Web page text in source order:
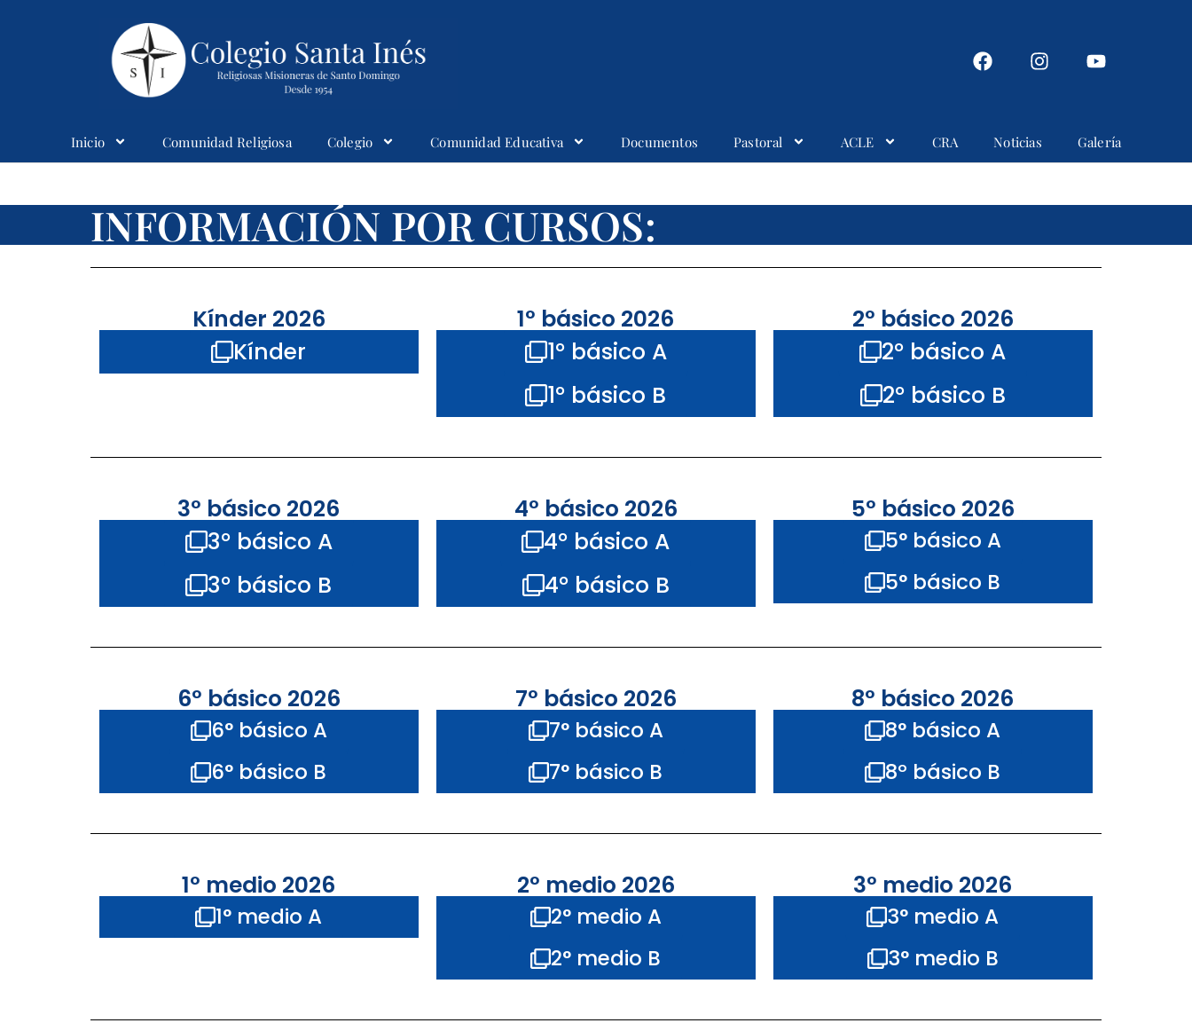
Inicio Comunidad Religiosa Colegio Comunidad Educativa Documentos Pastoral ACLE CRA Noticias Galería
INFORMACIÓN POR CURSOS:
Kínder 2026
Kínder
1° básico 2026
1° básico A
1° básico B
2° básico 2026
2° básico A
2° básico B
3° básico 2026
3° básico A
3° básico B
4° básico 2026
4° básico A
4° básico B
5° básico 2026
5° básico A
5° básico B
6° básico 2026
6° básico A
6° básico B
7° básico 2026
7° básico A
7° básico B
8° básico 2026
8° básico A
8º básico B
1° medio 2026
1° medio A
2° medio 2026
2° medio A
2° medio B
3° medio 2026
3° medio A
3° medio B